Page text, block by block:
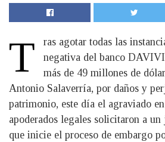
T
ras agotar todas las
negativa del banco
más de 49 millones de
Antonio Salaverría, por daños y
patrimonio, este día el agraviado
apoderados legales solicitaron a
que inicie el proceso de embargo